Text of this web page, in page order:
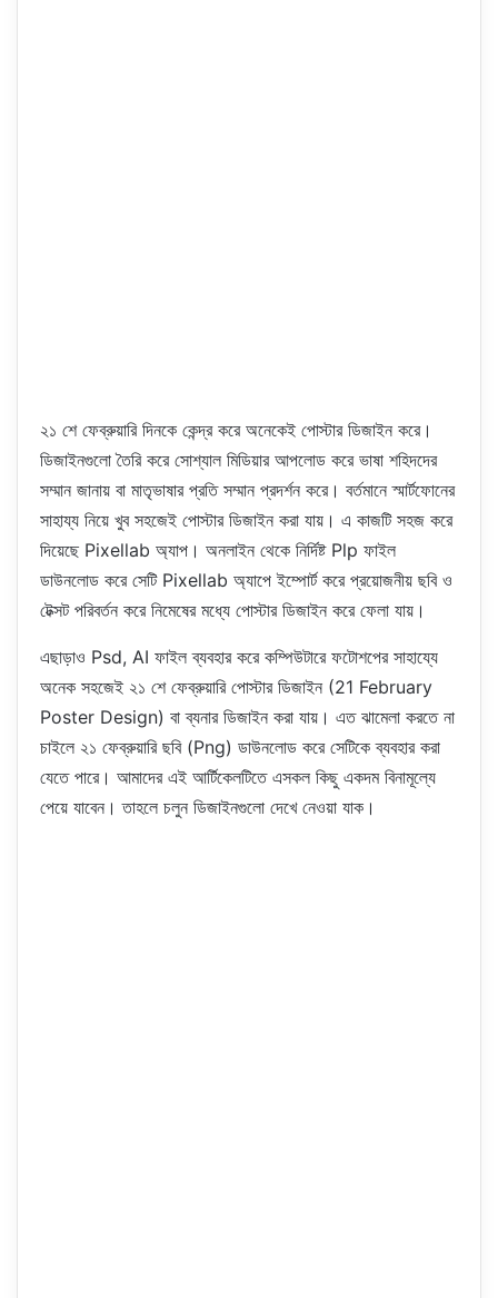
২১ শে ফেব্রুয়ারি দিনকে কেন্দ্র করে অনেকেই পোস্টার ডিজাইন করে।
ডিজাইনগুলো তৈরি করে সোশ্যাল মিডিয়ার আপলোড করে ভাষা শহিদদের
সম্মান জানায় বা মাতৃভাষার প্রতি সম্মান প্রদর্শন করে। বর্তমানে স্মার্টফোনের
সাহায্য নিয়ে খুব সহজেই পোস্টার ডিজাইন করা যায়। এ কাজটি সহজ করে
দিয়েছে Pixellab অ্যাপ। অনলাইন থেকে নির্দিষ্ট Plp ফাইল
ডাউনলোড করে সেটি Pixellab অ্যাপে ইম্পোর্ট করে প্রয়োজনীয় ছবি ও
টেক্সট পরিবর্তন করে নিমেষের মধ্যে পোস্টার ডিজাইন করে ফেলা যায়।
এছাড়াও Psd, AI ফাইল ব্যবহার করে কম্পিউটারে ফটোশপের সাহায্যে
অনেক সহজেই ২১ শে ফেব্রুয়ারি পোস্টার ডিজাইন (21 February
Poster Design) বা ব্যনার ডিজাইন করা যায়। এত ঝামেলা করতে না
চাইলে ২১ ফেব্রুয়ারি ছবি (Png) ডাউনলোড করে সেটিকে ব্যবহার করা
যেতে পারে। আমাদের এই আর্টিকেলটিতে এসকল কিছু একদম বিনামূল্যে
পেয়ে যাবেন। তাহলে চলুন ডিজাইনগুলো দেখে নেওয়া যাক।